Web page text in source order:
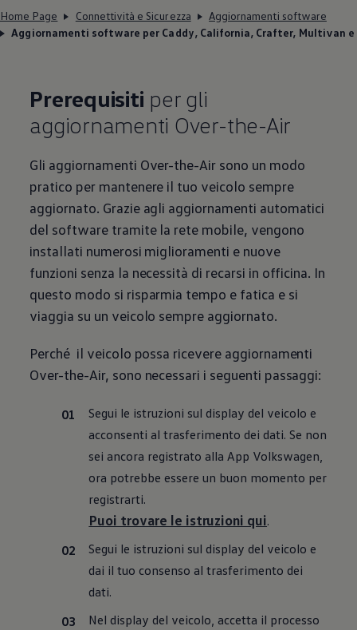
Home Page Connettività e Sicurezza
Aggiornamenti software
Aggiornamenti software per Caddy, California, Crafter, Multivan
Prerequisiti per gli
aggiornamenti Over-the-Air
Gli aggiornamenti Over-the-Air sono un modo
pratico per mantenere il tuo veicolo sempre
aggiornato. Grazie agli aggiornamenti automatici
del software tramite la rete mobile, vengono
installati numerosi miglioramenti e nuove
funzioni senza la necessità di recarsi in officina. In
questo modo si risparmia tempo e fatica e si
viaggia su un veicolo sempre aggiornato.
Perché il veicolo possa ricevere aggiornamenti
Over-the-Air, sono necessari i seguenti passaggi:
Segui le istruzioni sul display del veicolo e
acconsenti al trasferimento dei dati. Se non
sei ancora registrato alla App Volkswagen,
ora potrebbe essere un buon momento per
registrarti.
Puoi trovare le istruzioni qui.
Segui le istruzioni sul display del veicolo e
dai il tuo consenso al trasferimento dei
dati.
Nel display del veicolo, accetta il processo